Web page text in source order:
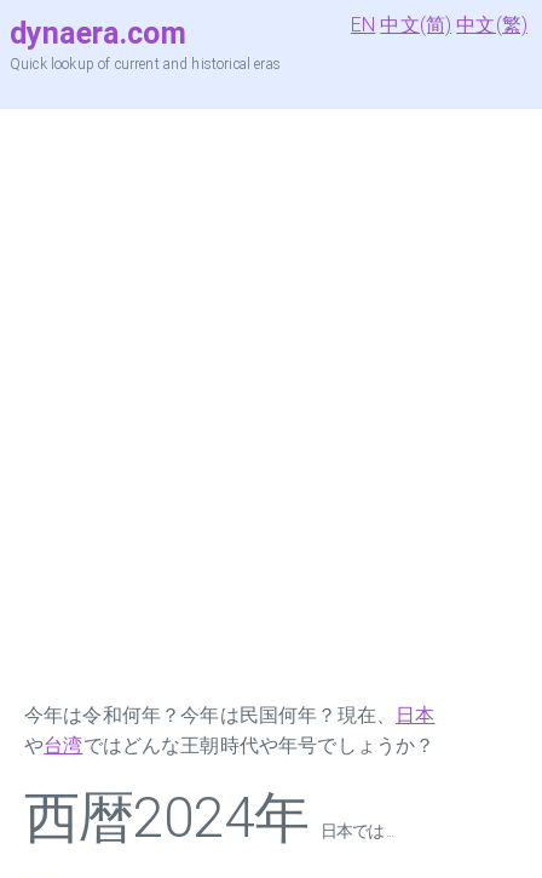
dynaera.com
Quick lookup of current and historical eras
EN 中文(简) 中文(繁)
今年は令和何年？今年は民国何年？現在、
日本
や台湾ではどんな王朝時代や年号でしょうか？
西暦2024年 日本では ...